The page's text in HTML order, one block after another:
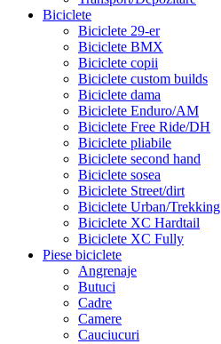
Biciclete
Biciclete 29-er
Biciclete BMX
Biciclete copii
Biciclete custom builds
Biciclete dama
Biciclete Enduro/AM
Biciclete Free Ride/DH
Biciclete pliabile
Biciclete second hand
Biciclete sosea
Biciclete Street/dirt
Biciclete Urban/Trekking
Biciclete XC Hardtail
Biciclete XC Fully
Piese biciclete
Angrenaje
Butuci
Cadre
Camere
Cauciucuri